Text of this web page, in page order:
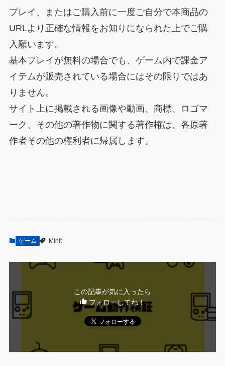
プレイ、またはご購入前に一度ご自分で本商品の
URLより正確な情報をお知りになられた上でご購
入願います。
基本プレイが無料の場合でも、ゲーム内で課金ア
イテムが販売されている場合にはその限りではあ
りません。
サイト上に掲載される画像や動画、商標、ロゴマ
ーク、その他の著作物に関する著作権は、各原著
作者その他の権利者に帰属します。
ゲーム Minit
この記事が気に入ったら
フォローしてね！